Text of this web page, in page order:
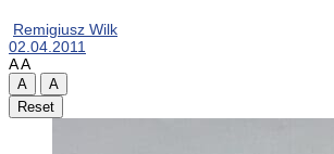
Remigiusz Wilk
02.04.2011
AA
A
A
Reset